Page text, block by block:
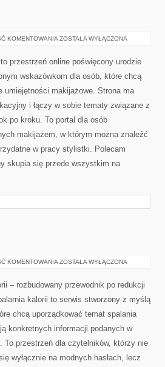
KOMENTOWANIA TRENDY
ZOSTAŁA WYŁĄCZONA
przestrzeń online poświęcony urodzie
wskazówkom dla osób, które chcą
umiejętności makijażowe. Strona ma
i łączy w sobie tematy związane z
po kroku. To portal dla osób
makijażem, w którym można znaleźć
w pracy stylistki. Polecam
skupia się przede wszystkim na
KOMENTOWANIA ZDROWE
ZOSTAŁA WYŁĄCZONA
– rozbudowany przewodnik po redukcji
kalorii to serwis stworzony z myślą
chcą uporządkować temat spalania
konkretnych informacji podanych w
To przestrzeń dla czytelników, którzy nie
wyłącznie na modnych hasłach, lecz